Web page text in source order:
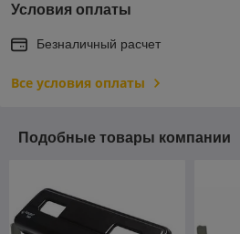
Условия оплаты
Безналичный расчет
Все условия оплаты
Подобные товары компании